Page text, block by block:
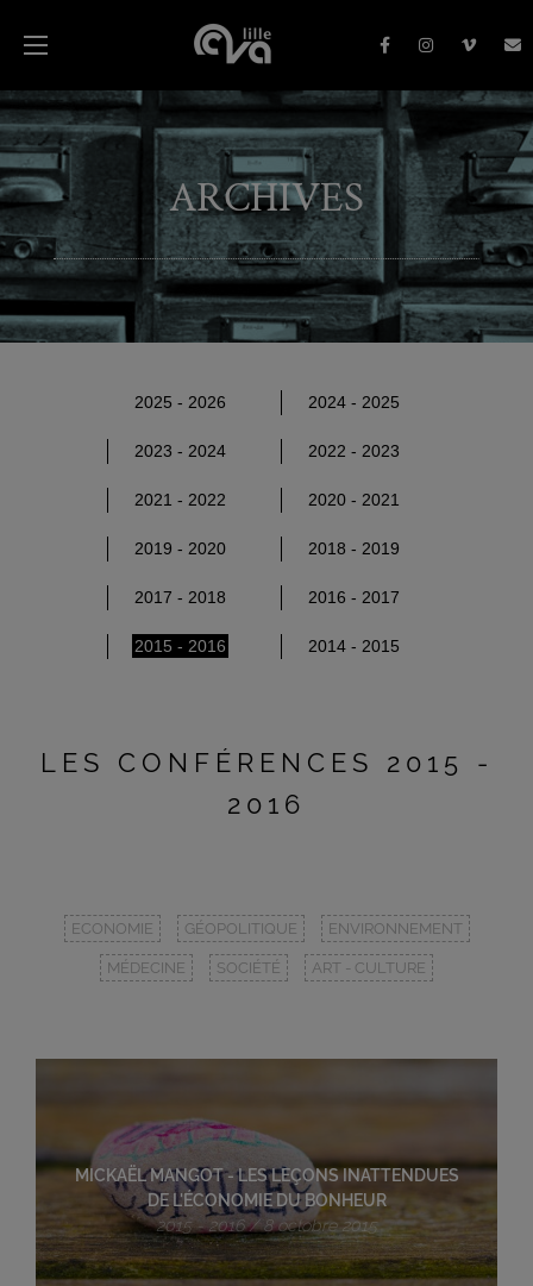
ARCHIVES
2025 - 2026 2024 - 2025
2023 - 2024 2022 - 2023
2021 - 2022 2020 - 2021
2019 - 2020 2018 - 2019
2017 - 2018 2016 - 2017
2015 - 2016 2014 - 2015
LES CONFÉRENCES 2015 -
2016
ECONOMIE GÉOPOLITIQUE ENVIRONNEMENT
MÉDECINE SOCIÉTÉ ART - CULTURE
MICKAËL MANGOT - LES LEÇONS INATTENDUES
DE L'ÉCONOMIE DU BONHEUR
2015 - 2016 / 8 octobre 2015